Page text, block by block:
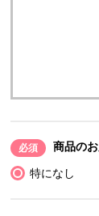
必須 商品の
特になし